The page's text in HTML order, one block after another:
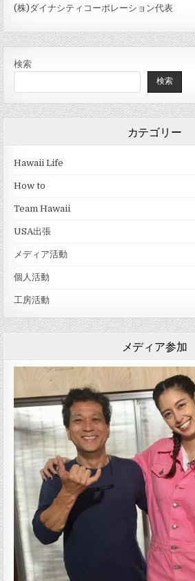
(株)ダイナシティコーポレーション代表
検索
検索
カテゴリー
Hawaii Life
How to
Team Hawaii
USA出張
メディア活動
個人活動
工房活動
メディア参加